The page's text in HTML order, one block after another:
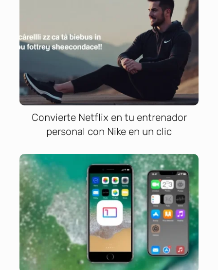
Convierte Netflix en tu entrenador
personal con Nike en un clic